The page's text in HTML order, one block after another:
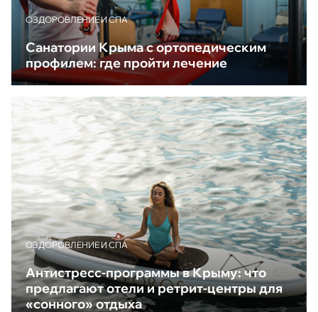
ОЗДОРОВЛЕНИЕ И СПА
Санатории Крыма с ортопедическим
профилем: где пройти лечение
ОЗДОРОВЛЕНИЕ И СПА
Антистресс-программы в Крыму: что
предлагают отели и ретрит-центры для
«сонного» отдыха